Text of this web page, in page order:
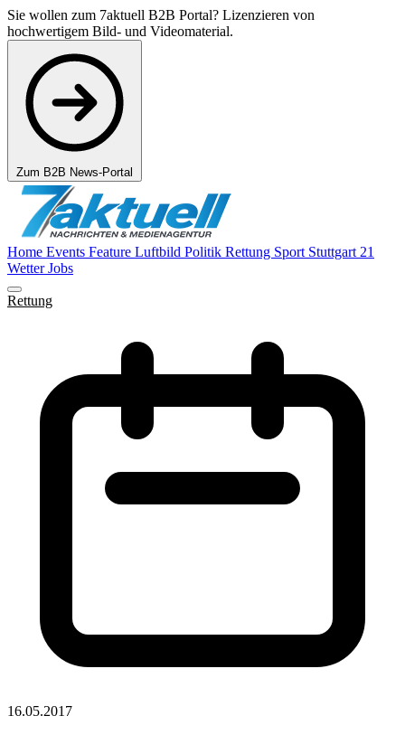
Sie wollen zum 7aktuell B2B Portal? Lizenzieren von
hochwertigem Bild- und Videomaterial.
Zum B2B News-Portal
Home Events Feature Luftbild Politik Rettung Sport Stuttgart 21
WetterJobs
Rettung
16.05.2017